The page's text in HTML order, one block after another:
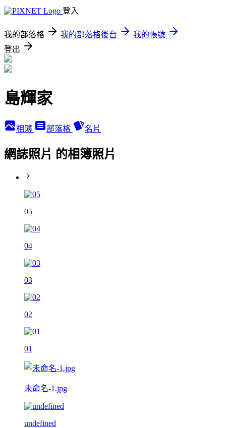
登入
我的部落格 我的部落格後台
我的帳號
登出
島輝家
相簿 部落格 名片
網誌照片 的相簿照片
05
04
03
02
01
未命名-1.jpg
undefined